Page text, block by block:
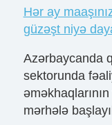
Hər ay
güzəşt niyə
Azərbaycanda
sektorunda
mərhələ